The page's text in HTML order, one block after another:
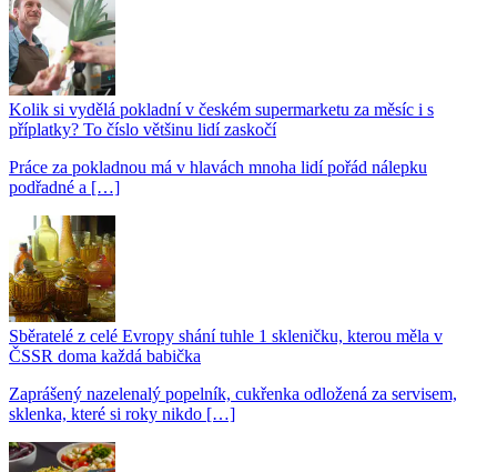
Kolik si vydělá pokladní v českém supermarketu za měsíc i s
příplatky? To číslo většinu lidí zaskočí
Práce za pokladnou má v hlavách mnoha lidí pořád nálepku
podřadné a […]
Sběratelé z celé Evropy shání tuhle 1 skleničku, kterou měla v
ČSSR doma každá babička
Zaprášený nazelenalý popelník, cukřenka odložená za servisem,
sklenka, které si roky nikdo […]